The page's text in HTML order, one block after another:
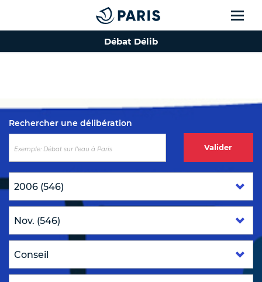
Top of the page
Débat Délib
Rechercher une délibération
Valider